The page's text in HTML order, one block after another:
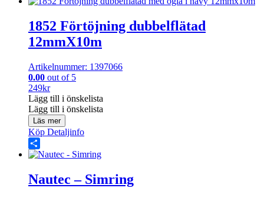
1852 Förtöjning dubbelflätad
12mmX10m
Artikelnummer: 1397066
0.00 out of 5
249kr
Lägg till i önskelista
Lägg till i önskelista
Läs mer
Köp Detaljinfo
Share
Nautec – Simring